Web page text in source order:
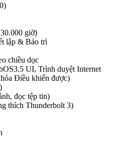
giờ)
lập & Bảo trì
chiều dọc
UI, Trình duyệt Internet
Điều khiển được)
đọc tệp tin)
thích Thunderbolt 3)